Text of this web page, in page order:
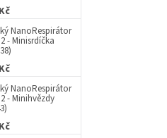
NanoRespirátor
- Minisrdíčka
NanoRespirátor
- Minihvězdy